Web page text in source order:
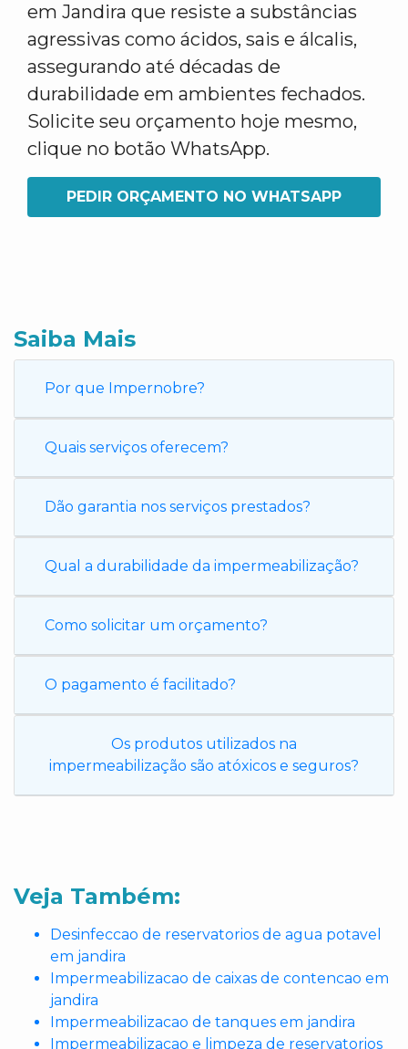
em Jandira que resiste a substâncias
agressivas como ácidos, sais e álcalis,
assegurando até décadas de
durabilidade em ambientes fechados.
Solicite seu orçamento hoje mesmo,
clique no botão WhatsApp.
PEDIR ORÇAMENTO NO WHATSAPP
Saiba Mais
Por que Impernobre?
Quais serviços oferecem?
Dão garantia nos serviços prestados?
Qual a durabilidade da impermeabilização?
Como solicitar um orçamento?
O pagamento é facilitado?
Os produtos utilizados na
impermeabilização são atóxicos e seguros?
Veja Também:
Desinfeccao de reservatorios de agua potavel
em jandira
Impermeabilizacao de caixas de contencao em
jandira
Impermeabilizacao de tanques em jandira
Impermeabilizacao e limpeza de reservatorios